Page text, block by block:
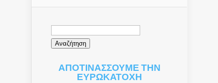
Αναζήτηση
ΑΠΟΤΙΝΑΣΣΟΥΜΕ ΤΗΝ
ΕΥΡΩΚΑΤΟΧΗ